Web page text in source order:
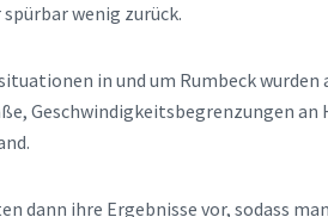
wenig zurück.
in und um Rumbeck
Geschwindigkeitsbegrenzungen
dann ihre Ergebnisse vor, sodass